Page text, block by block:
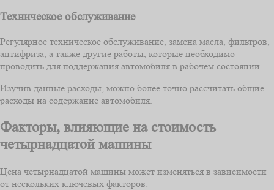
Техническое обслуживание
Регулярное техническое обслуживание, замена масла, фильтров,
антифриза, а также другие работы, которые необходимо
проводить для поддержания автомобиля в рабочем состоянии.
Изучив данные расходы, можно более точно рассчитать общие
расходы на содержание автомобиля.
Факторы, влияющие на стоимость
четырнадцатой машины
Цена четырнадцатой машины может изменяться в зависимости
от нескольких ключевых факторов: